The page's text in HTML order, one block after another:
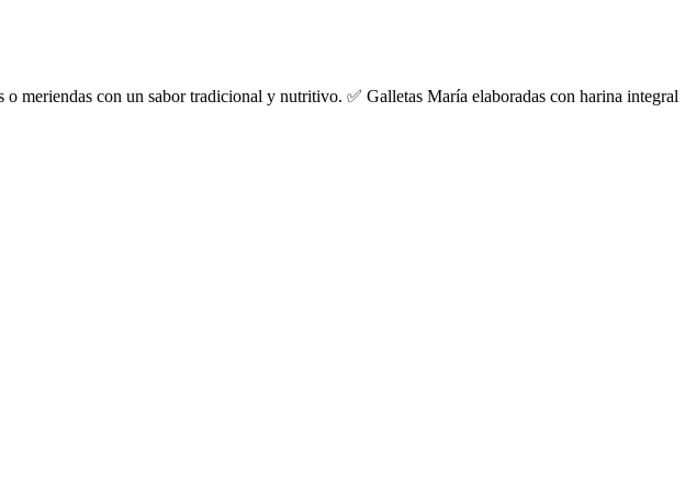
meriendas con un sabor tradicional y nutritivo. ✅ Galletas María elaboradas con harina integral